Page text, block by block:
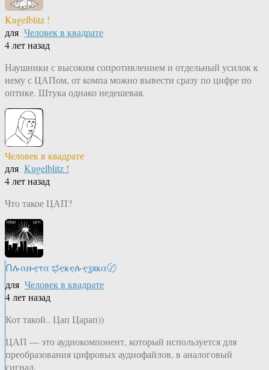
Kugelblitz !
для Человек в квадрате
4 лет назад
Наушники с высоким сопротивлением и отдельный усилок к
нему с ЦАПом, от компа можно вывести сразу по цифре по
оптике. Штука однако недешевая.
Человек в квадрате
для Kugelblitz !
4 лет назад
Что такое ЦАП?
Ոሉαዙҿτα ಭҿҝҿሉҿʓяҝα〄
для Человек в квадрате
4 лет назад
Кот такой.. Цап Царап))
ЦАП — это аудиокомпонент, который используется для
преобразования цифровых аудиофайлов, в аналоговый
сигнал.